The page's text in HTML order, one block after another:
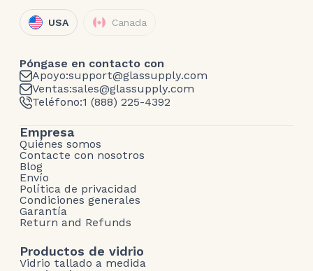
USA Canada
Póngase en contacto con
Apoyo:support@glassupply.com
Ventas:sales@glassupply.com
Teléfono:1 (888) 225-4392
Empresa
Quiénes somos
Contacte con nosotros
Blog
Envío
Política de privacidad
Condiciones generales
Garantía
Return and Refunds
Productos de vidrio
Vidrio tallado a medida